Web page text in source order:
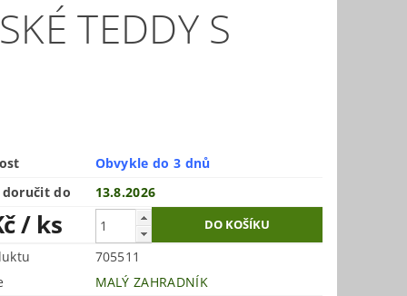
TEDDY S
Obvykle do 3 dnů
doručit do
13.8.2026
/ ks
705511
MALÝ ZAHRADNÍK